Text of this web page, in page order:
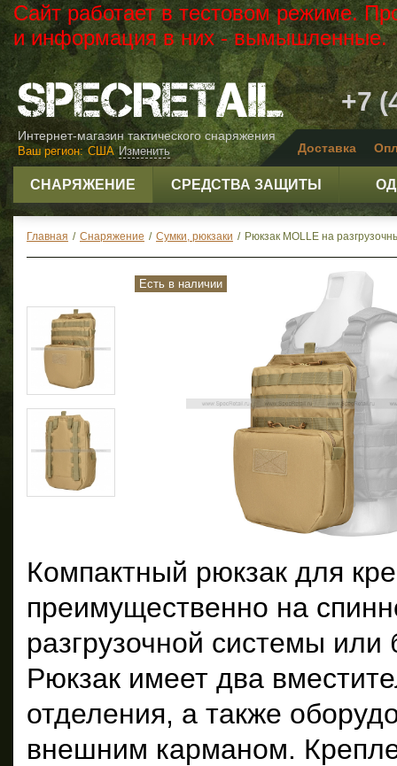
Сайт работает в тестовом режиме.
и информация в них - вымышленные.
Интернет-магазин тактического снаряжения
+7
Доставка
Изменить
Ваш регион: США
СНАРЯЖЕНИЕ СРЕДСТВА ЗАЩИТЫ
Главная / Снаряжение / Сумки, рюкзаки / Рюкзак MOLLE на
Есть в наличии
Компактный рюкзак для
преимущественно на
разгрузочной системы или
Рюкзак имеет два
отделения, а также
внешним карманом.